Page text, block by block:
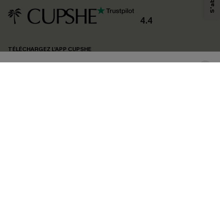
4.4
TÉLÉCHARGEZ L’APP CUPSHE
produits susceptibles de vous intéresser, conformément à notre
Politique de
confidentialité
. Vous pouvez vous désabonner à tout moment.